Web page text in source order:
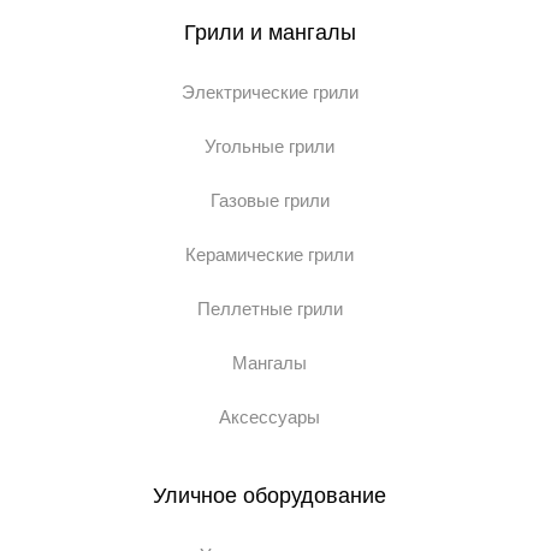
Грили и мангалы
Электрические грили
Угольные грили
Газовые грили
Керамические грили
Пеллетные грили
Мангалы
Аксессуары
Уличное оборудование